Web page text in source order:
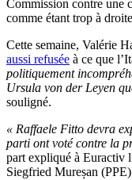
Commission contre une
comme étant trop à
Cette semaine, Valérie
aussi refusée à ce que
politiquement
Ursula von der Leyen
souligné.
« Raffaele Fitto devra
parti ont voté contre la
part expliqué à Euractiv
Siegfried Mureșan